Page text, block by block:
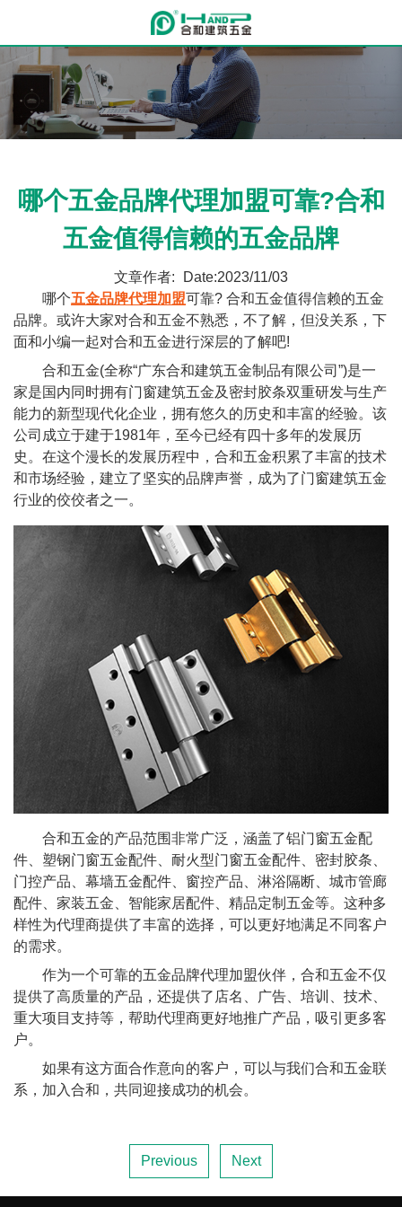
哪个五金品牌代理加盟可靠?合和
五金值得信赖的五金品牌
文章作者:
Date:2023/11/03
哪个五金品牌代理加盟可靠? 合和五金值得信赖的五金
品牌。或许大家对合和五金不熟悉，不了解，但没关系，下
面和小编一起对合和五金进行深层的了解吧!
合和五金(全称“广东合和建筑五金制品有限公司”)是一
家是国内同时拥有门窗建筑五金及密封胶条双重研发与生产
能力的新型现代化企业，拥有悠久的历史和丰富的经验。该
公司成立于建于1981年，至今已经有四十多年的发展历
史。在这个漫长的发展历程中，合和五金积累了丰富的技术
和市场经验，建立了坚实的品牌声誉，成为了门窗建筑五金
行业的佼佼者之一。
合和五金的产品范围非常广泛，涵盖了铝门窗五金配
件、塑钢门窗五金配件、耐火型门窗五金配件、密封胶条、
门控产品、幕墙五金配件、窗控产品、淋浴隔断、城市管廊
配件、家装五金、智能家居配件、精品定制五金等。这种多
样性为代理商提供了丰富的选择，可以更好地满足不同客户
的需求。
作为一个可靠的五金品牌代理加盟伙伴，合和五金不仅
提供了高质量的产品，还提供了店名、广告、培训、技术、
重大项目支持等，帮助代理商更好地推广产品，吸引更多客
户。
如果有这方面合作意向的客户，可以与我们合和五金联
系，加入合和，共同迎接成功的机会。
Previous Next